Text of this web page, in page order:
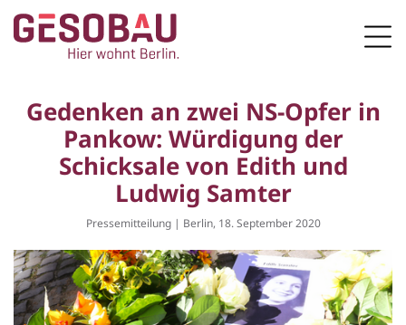
ZUM HAUPTINHALT SPRINGEN
Zur Startseite
Gedenken an zwei NS-Opfer in
Pankow: Würdigung der
Schicksale von Edith und
Ludwig Samter
Pressemitteilung | Berlin, 18. September 2020